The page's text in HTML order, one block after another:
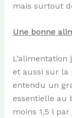
mais surtout
Une bonne
et aussi sur la
entendu un
essentielle au
moins 1,5 l